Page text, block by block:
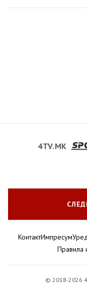
4TV.MK
КонтактИмпресум
Правила
© 2018-2026